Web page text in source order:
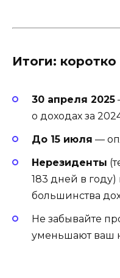
Итоги: коротко
30 апреля 2025
о доходах за
До 15 июля —
Нерезиденты
183 дней в
большинства
Не забывайте
уменьшают ваш